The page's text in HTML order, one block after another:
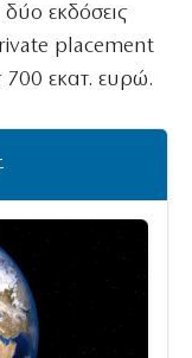
εκδόσεις
placement
700 εκατ. ευρώ.